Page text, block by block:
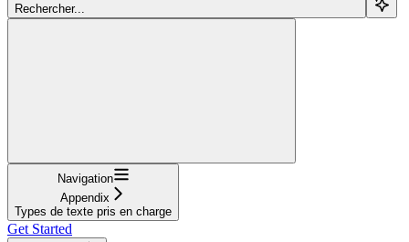
Rechercher...
Navigation
Appendix
Types de texte pris en charge
Get Started